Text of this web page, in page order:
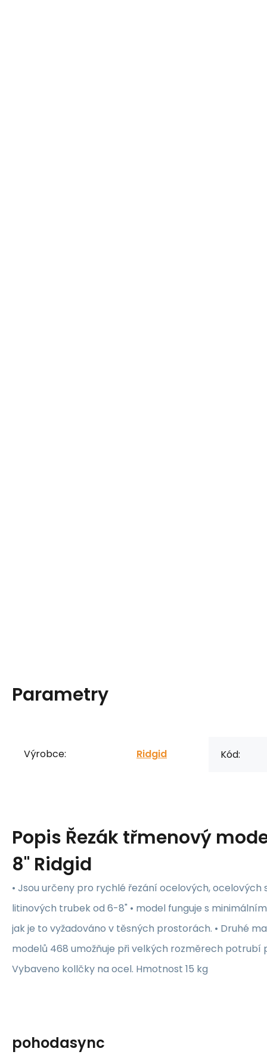
Parametry
Výrobce: Ridgid Kód:
Popis Řezák třmenový
8" Ridgid
• Jsou určeny pro rychlé řezání ocelových, ocelových
litinových trubek od 6-8" • model funguje s
jak je to vyžadováno v těsných prostorách. • Druhé
modelů 468 umožňuje při velkých rozměrech potrubí
Vybaveno kollčky na ocel. Hmotnost 15 kg
pohodasync